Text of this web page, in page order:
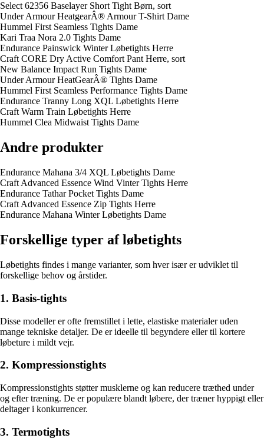
Select 62356 Baselayer Short Tight Børn, sort
Under Armour HeatgearÂ® Armour T-Shirt Dame
Hummel First Seamless Tights Dame
Kari Traa Nora 2.0 Tights Dame
Endurance Painswick Winter Løbetights Herre
Craft CORE Dry Active Comfort Pant Herre, sort
New Balance Impact Run Tights Dame
Under Armour HeatGearÂ® Tights Dame
Hummel First Seamless Performance Tights Dame
Endurance Tranny Long XQL Løbetights Herre
Craft Warm Train Løbetights Herre
Hummel Clea Midwaist Tights Dame
Andre produkter
Endurance Mahana 3/4 XQL Løbetights Dame
Craft Advanced Essence Wind Vinter Tights Herre
Endurance Tathar Pocket Tights Dame
Craft Advanced Essence Zip Tights Herre
Endurance Mahana Winter Løbetights Dame
Forskellige typer af løbetights
Løbetights findes i mange varianter, som hver især er udviklet til
forskellige behov og årstider.
1. Basis-tights
Disse modeller er ofte fremstillet i lette, elastiske materialer uden
mange tekniske detaljer. De er ideelle til begyndere eller til kortere
løbeture i mildt vejr.
2. Kompressionstights
Kompressionstights støtter musklerne og kan reducere træthed under
og efter træning. De er populære blandt løbere, der træner hyppigt eller
deltager i konkurrencer.
3. Termotights